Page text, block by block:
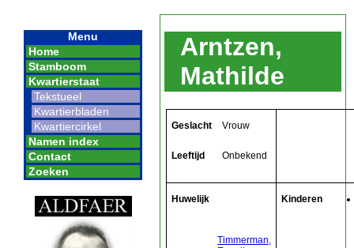
Menu
Home
Stamboom
Kwartierstaat
Tekstueel
Kwartierbladen
Kwartiercirkel
Namen index
Contact
Zoeken
Arntzen,
Mathilde
Geslacht Vrouw
Leeftijd Onbekend
Huwelijk
Timmerman,
Kinderen